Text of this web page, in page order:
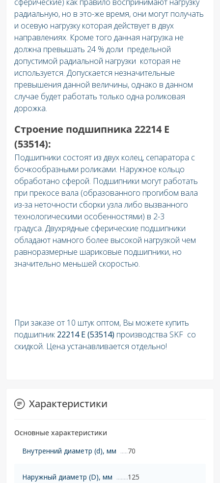
радиальную, но в это-же время, они могут получать
и осевую нагрузку которая действует в двух
направлениях. Кроме того данная нагрузка не
должна превышать 24 % доли предельной
допустимой радиальной нагрузки которая не
используется. Допускается незначительные
превышения данной величины, однако в данном
случае будет работать только одна роликовая
дорожка.
Строение подшипника 22214 E
(53514):
Подшипники состоят из двух колец, сепаратора с
бочкообразными роликами. Наружное кольцо
обработано сферой. Подшипники могут работать
при прекосе вала (образованного прогибом вала
из-за неточности сборки узла либо вызванного
технологическими особенностями) в 2-3
градуса. Двухрядные сферические подшипники
обладают намного более высокой нагрузкой чем
равноразмерные шариковые подшипники, но
значительно меньшей скоростью.
При заказе от 10 штук оптом, Вы можете купить
подшипник 22214 E (53514) производства SKF со
скидкой. Цена устанавливается отдельно!
Характеристики
Основные характеристики
Внутренний диаметр (d), мм
70
Наружный диаметр (D), мм 125